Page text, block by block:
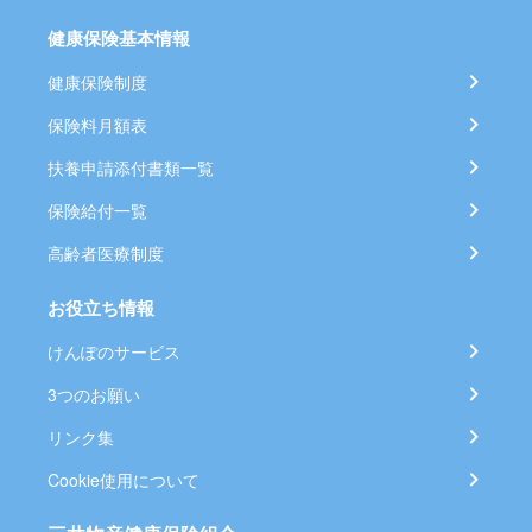
健康保険基本情報
健康保険制度
保険料月額表
扶養申請添付書類一覧
保険給付一覧
高齢者医療制度
お役立ち情報
けんぽのサービス
3つのお願い
リンク集
Cookie使用について